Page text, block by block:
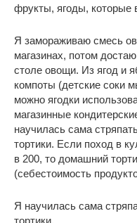
фрукты, ягоды, которые
Я замораживаю смесь
магазинах, потом
столе овощи. Из ягод и
компоты (детские соки
можно ягодки
магазинные
научилась сама
тортики. Если поход в
в 200, то домашний
(себестоимость
Я научилась сама
тортики.